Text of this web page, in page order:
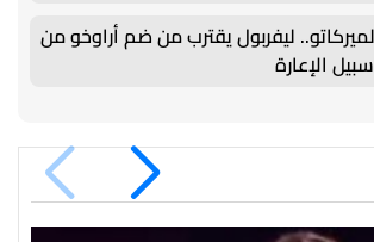
ليفربول يقترب من ضم أراوخو من
الإعارة